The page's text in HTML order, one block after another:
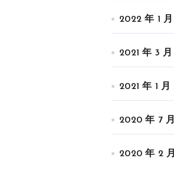
2022 年 1 月
2021 年 3 月
2021 年 1 月
2020 年 7 月
2020 年 2 月